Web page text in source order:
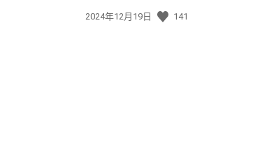
發
2024年12月19日 141